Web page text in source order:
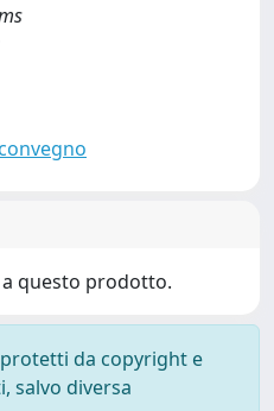
questo prodotto.
da copyright e
salvo diversa